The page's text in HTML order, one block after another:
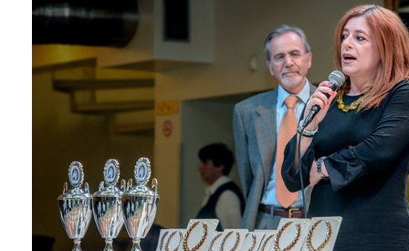
2016
2015
2013
2012
2010
2006